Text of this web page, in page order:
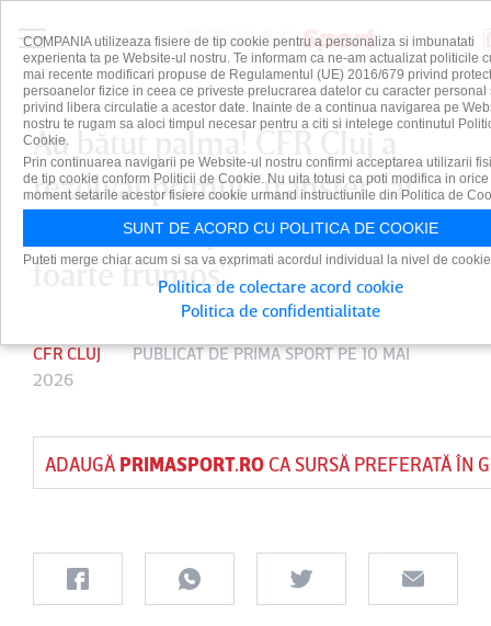
Au bătut palma! CFR Cluj a
rezolvat primul "transfer" al
verii: "E începutul unui drum
foarte frumos"
CFR CLUJ PUBLICAT DEPRIMA SPORTPE 10 MAI
2026
ADAUGĂ PRIMASPORT.ROCA SURSĂ PREFERATĂ ÎN
COMPANIA utilizeaza fisiere de tip cookie pentru a personaliza si imbunatati
experienta ta pe Website-ul nostru. Te informam ca ne-am actualizat politicile
mai recente modificari propuse de Regulamentul (UE) 2016/679 privind
persoanelor fizice in ceea ce priveste prelucrarea datelor cu caracter personal
privind libera circulatie a acestor date. Inainte de a continua navigarea pe
nostru te rugam sa aloci timpul necesar pentru a citi si intelege continutul
Cookie.
Prin continuarea navigarii pe Website-ul nostru confirmi acceptarea utilizarii
de tip cookie conform Politicii de Cookie. Nu uita totusi ca poti modifica in orice
moment setarile acestor fisiere cookie urmand instructiunile din Politica de
SUNT DE ACORD CU POLITICA DE COOKIE
Puteti merge chiar acum si sa va exprimati acordul individual la nivel de
Politica de colectare acord cookie
Politica de confidentialitate